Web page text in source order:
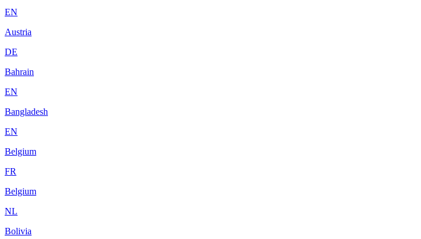
EN
Austria
DE
Bahrain
EN
Bangladesh
EN
Belgium
FR
Belgium
NL
Bolivia